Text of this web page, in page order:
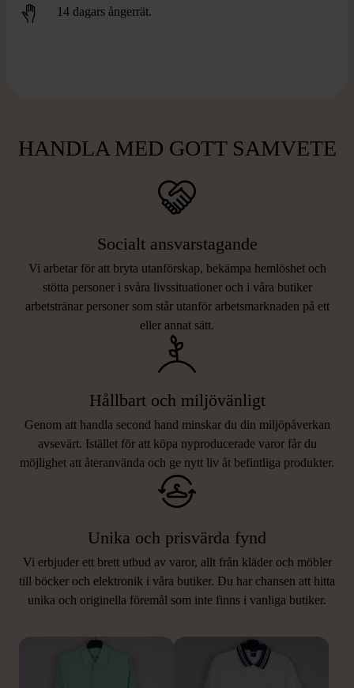
14 dagars ångerrät.
HANDLA MED GOTT SAMVETE
Socialt ansvarstagande
Vi arbetar för att bryta utanförskap, bekämpa hemlöshet och
stötta personer i svåra livssituationer och i våra butiker
arbetstränar personer som står utanför arbetsmarknaden på ett
eller annat sätt.
Hållbart och miljövänligt
Genom att handla second hand minskar du din miljöpåverkan
avsevärt. Istället för att köpa nyproducerade varor får du
möjlighet att återanvända och ge nytt liv åt befintliga produkter.
Unika och prisvärda fynd
Vi erbjuder ett brett utbud av varor, allt från kläder och möbler
till böcker och elektronik i våra butiker. Du har chansen att hitta
unika och originella föremål som inte finns i vanliga butiker.
LIKNANDE PRODUKTER
Hitta produkter som påminner om denna